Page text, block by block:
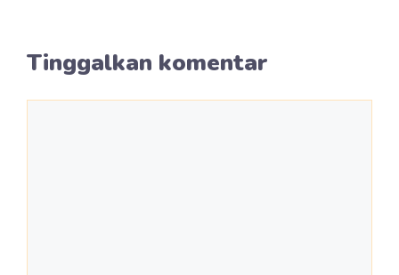
Tinggalkan komentar